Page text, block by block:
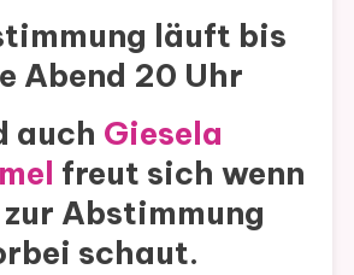
läuft bis
Abend 20 Uhr
auch Giesela
freut sich wenn
Abstimmung
schaut.